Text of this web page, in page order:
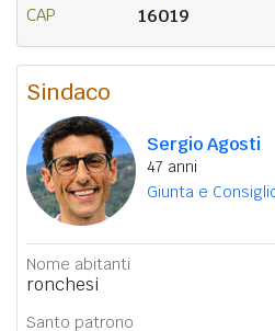
CAP 16019
Sindaco
Sergio Agosti
47 anni
Giunta e
Nome abitanti
ronchesi
Santo patrono